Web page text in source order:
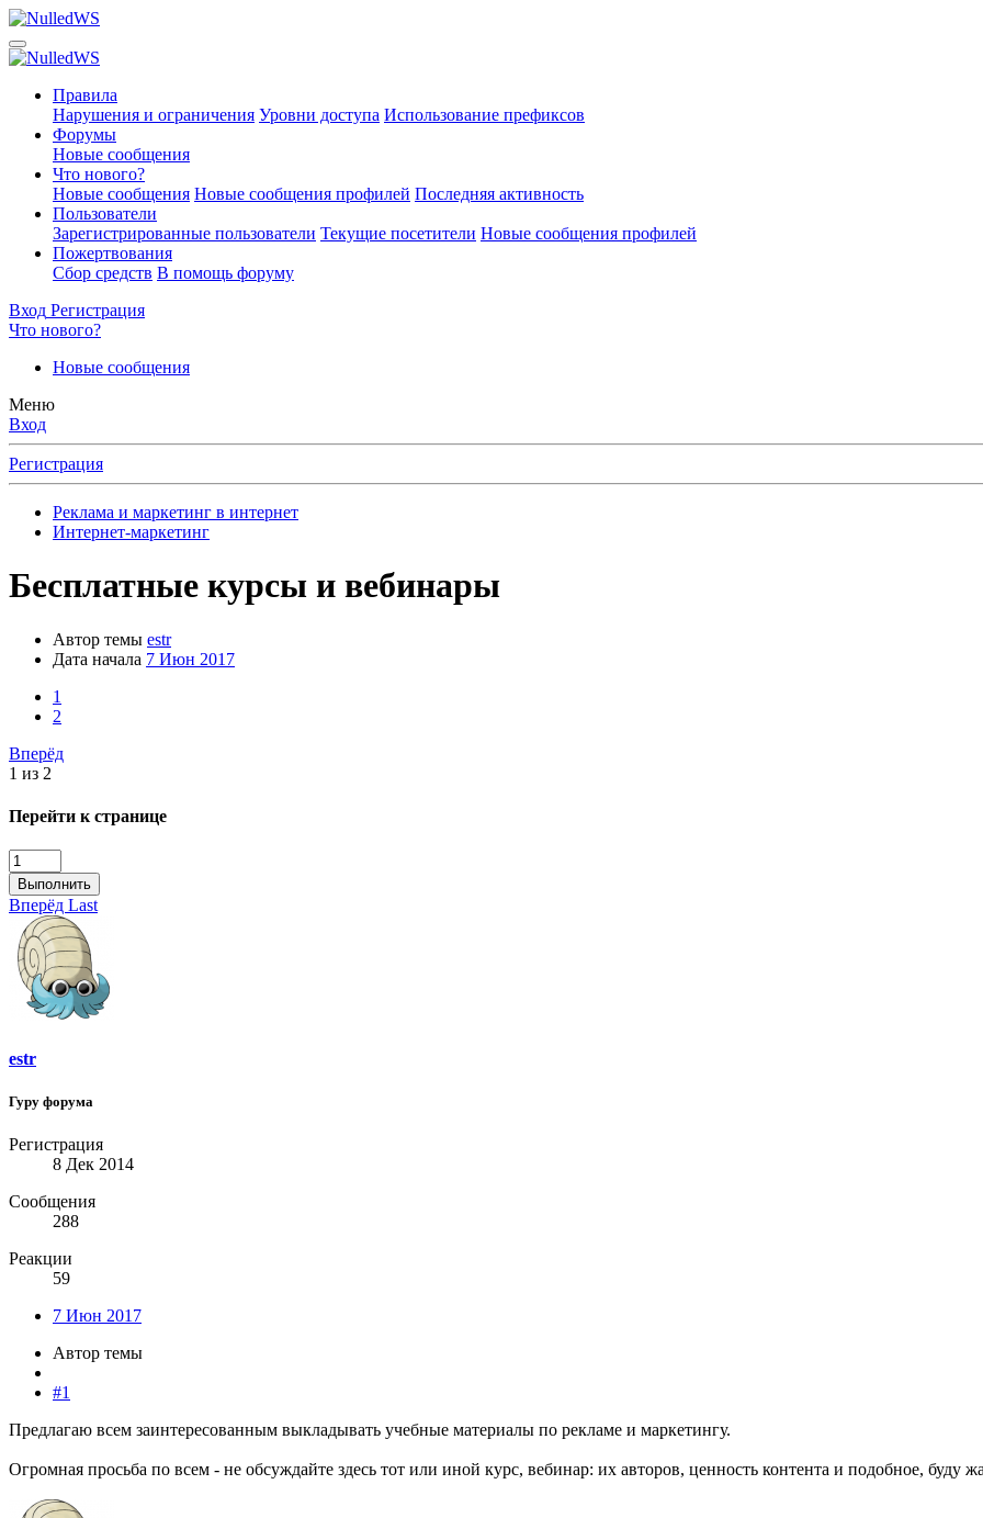
Правила
Нарушения и ограничения Уровни доступа Использование префиксов
Форумы
Новые сообщения
Что нового?
Новые сообщения Новые сообщения профилей Последняя активность
Пользователи
Зарегистрированные пользователи Текущие посетители Новые сообщения профилей
Пожертвования
Сбор средств В помощь форуму
Вход Регистрация
Что нового?
Новые сообщения
Меню
Вход
Регистрация
Реклама и маркетинг в интернет
Интернет-маркетинг
Бесплатные курсы и вебинары
Автор темы estr
Дата начала 7 Июн 2017
1
2
Вперёд
1 из 2
Перейти к странице
Выполнить
Вперёд Last
estr
Гуру форума
Регистрация
8 Дек 2014
Сообщения
288
Реакции
59
7 Июн 2017
Автор темы
#1
Предлагаю всем заинтересованным выкладывать учебные материалы по рекламе и маркетингу.
Огромная просьба по всем - не обсуждайте здесь тот или иной курс, вебинар: их авторов, ценность контента и подобное, буду